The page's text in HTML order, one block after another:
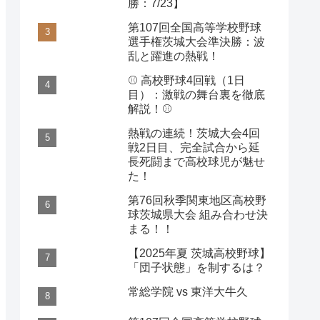
勝：7/23】
第107回全国高等学校野球
選手権茨城大会準決勝：波
乱と躍進の熱戦！
⚾️ 高校野球4回戦（1日
目）：激戦の舞台裏を徹底
解説！⚾️
熱戦の連続！茨城大会4回
戦2日目、完全試合から延
長死闘まで高校球児が魅せ
た！
第76回秋季関東地区高校野
球茨城県大会 組み合わせ決
まる！！
【2025年夏 茨城高校野球】
「団子状態」を制するは？
常総学院 vs 東洋大牛久